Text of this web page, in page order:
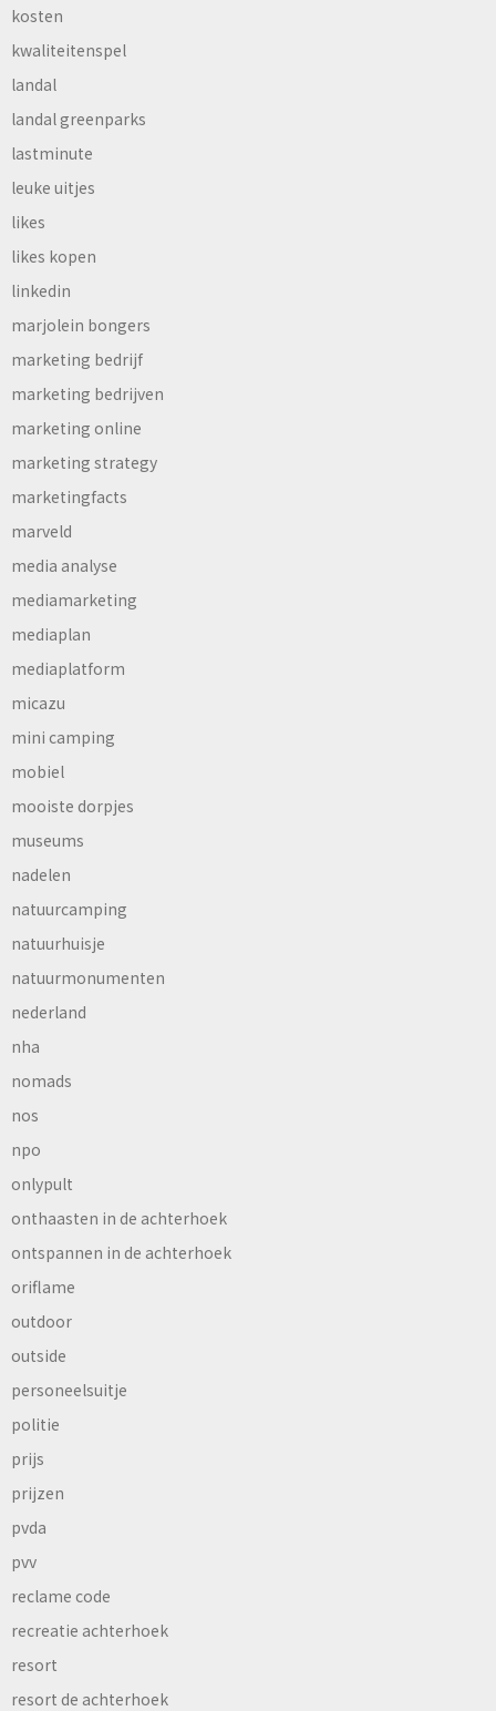
kosten
kwaliteitenspel
landal
landal greenparks
lastminute
leuke uitjes
likes
likes kopen
linkedin
marjolein bongers
marketing bedrijf
marketing bedrijven
marketing online
marketing strategy
marketingfacts
marveld
media analyse
mediamarketing
mediaplan
mediaplatform
micazu
mini camping
mobiel
mooiste dorpjes
museums
nadelen
natuurcamping
natuurhuisje
natuurmonumenten
nederland
nha
nomads
nos
npo
onlypult
onthaasten in de achterhoek
ontspannen in de achterhoek
oriflame
outdoor
outside
personeelsuitje
politie
prijs
prijzen
pvda
pvv
reclame code
recreatie achterhoek
resort
resort de achterhoek